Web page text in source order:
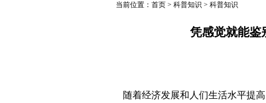
当前位置： 首页 > 科普知识 > 科普知识
凭感觉就能鉴
随着经济发展和人们生活水平提